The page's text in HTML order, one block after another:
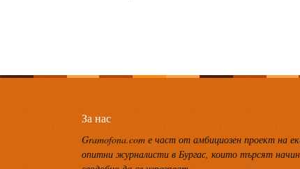
За нас
Gramofona.com е част от амбициозен проект на
опитни журналисти в Бургас, които търсят начин